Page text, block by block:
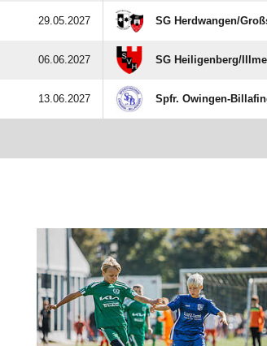
29.05.2027 SG Herdwangen/​
06.06.2027 SG Heiligenberg/​
13.06.2027 Spfr. Owingen-